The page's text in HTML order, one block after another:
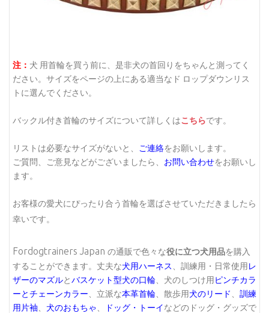
注： 犬 用首輪を買う前に、是非犬の首回りをちゃんと測ってく
ださい。サイズをページの上にある適当なド ロップダウンリス
トに選んでください。
バックル付き首輪のサイズについて詳しくはこちらです。
リストは必要なサイズがないと、 ご連絡をお願いします。
ご質問、ご意見などがございましたら、 お問い合わせをお願いし
ます。
お客様の愛犬にぴったり合う首輪を選ばさせていただきましたら
幸いです。
Fordogtrainers Japan の通販で色々な役に立つ犬用品を購入
することができます。丈夫な犬用ハーネス 、訓練用・日常使用 レ
ザーのマズルとバスケット型犬の口輪 、犬のしつけ用 ピンチカラ
ーとチェーンカラー 、立派な本革首輪 、散歩用犬のリード
訓練
用片袖
犬のおもちゃ ドッグ・トーイなどのドッグ・グッズで